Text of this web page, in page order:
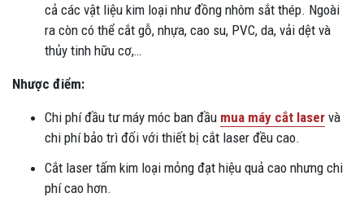
cả các vật liệu kim loại như đồng nhôm sắt thép. Ngoài
ra còn có thể cắt gỗ, nhựa, cao su, PVC, da, vải dệt và
thủy tinh hữu cơ,…
Nhược điểm:
Chi phí đầu tư máy móc ban đầu mua máy cắt laser và
chi phí bảo trì đối với thiết bị cắt laser đều cao.
Cắt laser tấm kim loại mỏng đạt hiệu quả cao nhưng chi
phí cao hơn.